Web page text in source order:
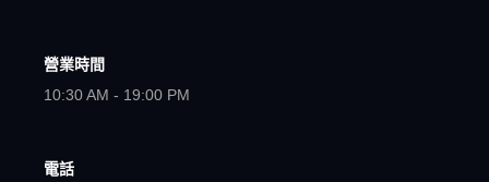
營業時間
10:30 AM - 19:00 PM
電話